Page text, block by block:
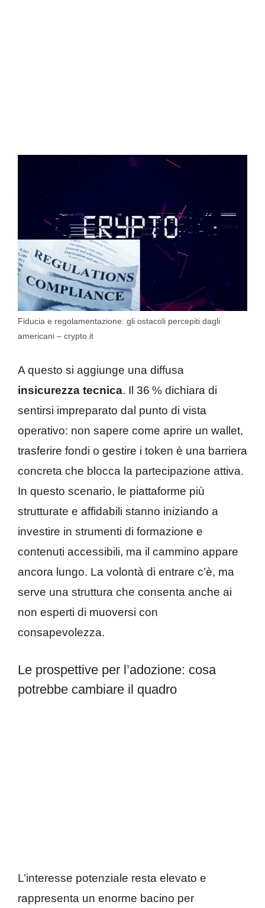
Fiducia e regolamentazione: gli ostacoli percepiti dagli
americani – crypto.it
A questo si aggiunge una diffusa
insicurezza tecnica. Il 36 % dichiara di
sentirsi impreparato dal punto di vista
operativo: non sapere come aprire un wallet,
trasferire fondi o gestire i token è una barriera
concreta che blocca la partecipazione attiva.
In questo scenario, le piattaforme più
strutturate e affidabili stanno iniziando a
investire in strumenti di formazione e
contenuti accessibili, ma il cammino appare
ancora lungo. La volontà di entrare c’è, ma
serve una struttura che consenta anche ai
non esperti di muoversi con
consapevolezza.
Le prospettive per l’adozione: cosa
potrebbe cambiare il quadro
L’interesse potenziale resta elevato e
rappresenta un enorme bacino per